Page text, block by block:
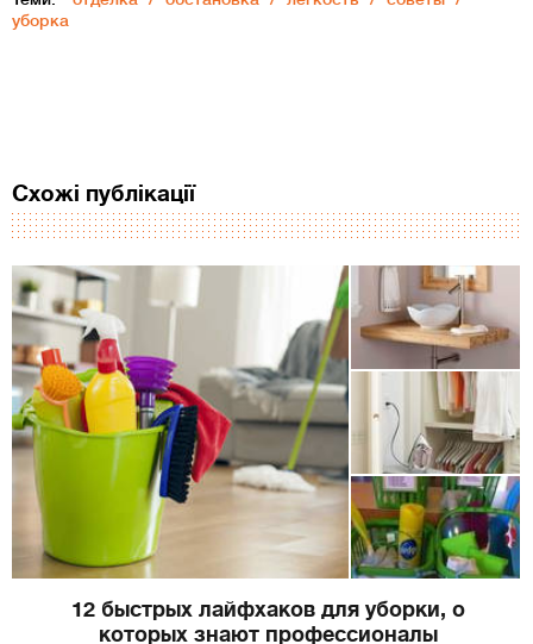
уборка
Схожі публікації
12 быстрых лайфхаков для уборки, о
которых знают профессионалы